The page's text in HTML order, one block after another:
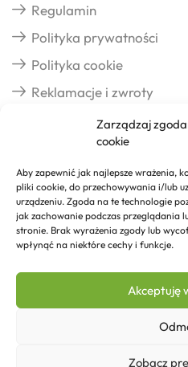
Zarządzaj
cookie
Aby zapewnić jak najlepsze wrażenia,
pliki cookie, do przechowywania i/lub
urządzeniu. Zgoda na te technologie
jak zachowanie podczas przeglądania
stronie. Brak wyrażenia zgody lub
wpłynąć na niektóre cechy i funkcje.
Akceptuję
Zobacz
Regulamin
Polityka prywatności
Polityka cookie
Reklamacje i zwroty
Realizacja zamówień
Formy płatności
Kontakt